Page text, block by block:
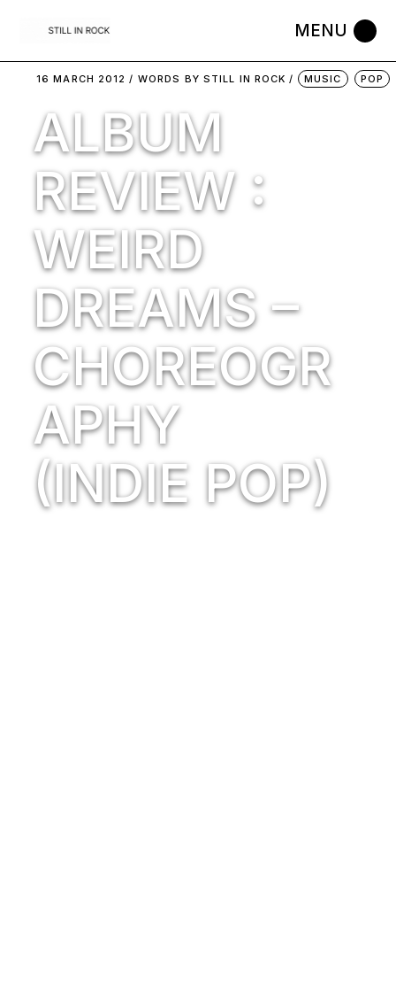
16 MARCH 2012 WORDS BY STILL IN ROCK MUSIC POP
ALBUM
REVIEW :
WEIRD
DREAMS –
CHOREOGR
APHY
(INDIE POP)